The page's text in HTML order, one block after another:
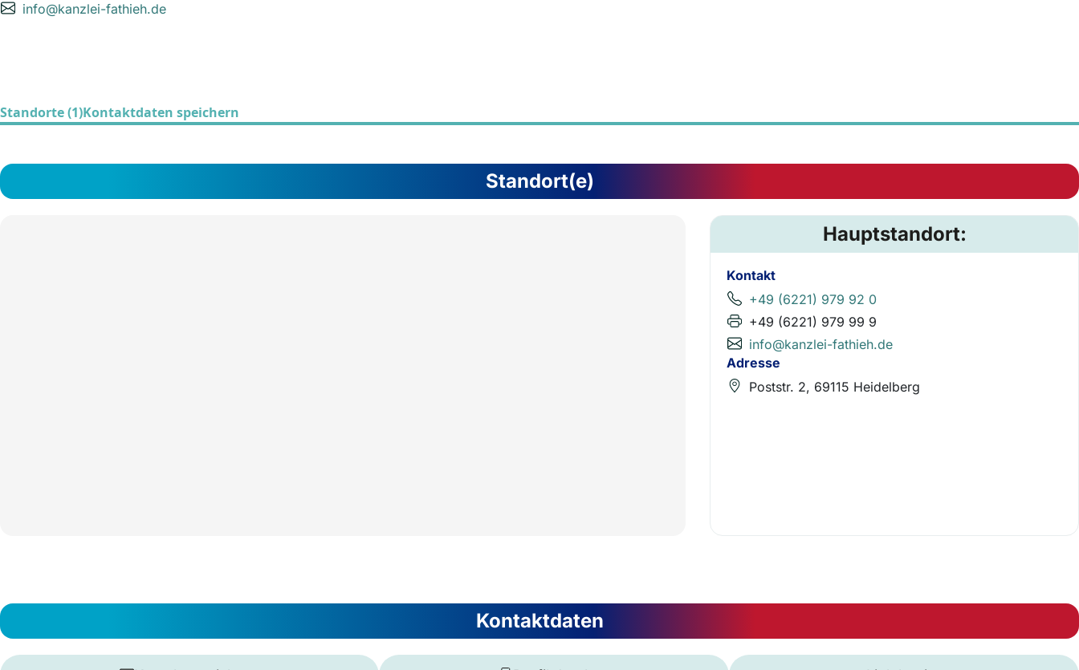
info@kanzlei-fathieh.de
Standorte (1)Kontaktdaten speichern
Standort(e)
Hauptstandort:
Kontakt
+49 (6221) 979 92 0
+49 (6221) 979 99 9
info@kanzlei-fathieh.de
Adresse
Poststr. 2, 69115 Heidelberg
Kontaktdaten